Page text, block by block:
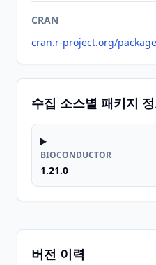
CRAN
cran.r-project.org/
수집 소스별 패키지
BIOCONDUCTOR
1.21.0
버전 이력